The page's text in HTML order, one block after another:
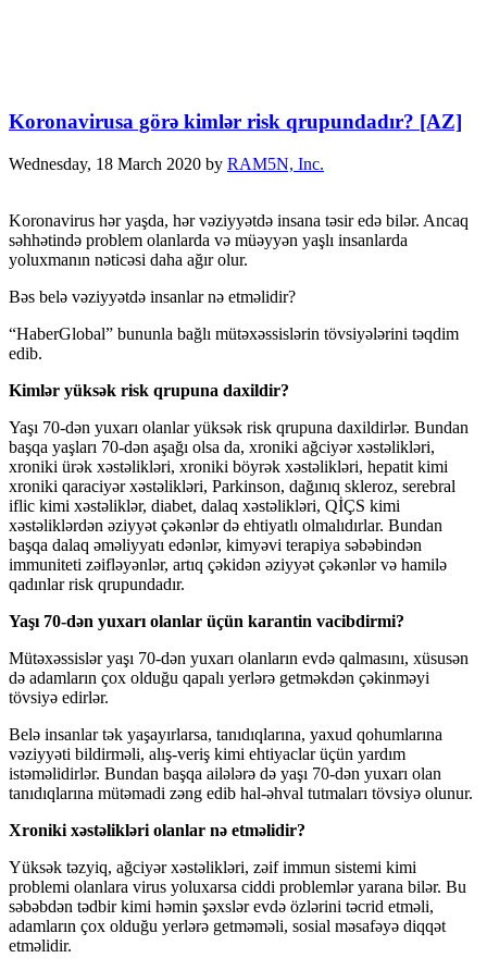
Koronavirusa görə kimlər risk qrupundadır? [AZ]
Wednesday, 18 March 2020 by RAM5N, Inc.
Koronavirus hər yaşda, hər vəziyyətdə insana təsir edə bilər. Ancaq
səhhətində problem olanlarda və müəyyən yaşlı insanlarda
yoluxmanın nəticəsi daha ağır olur.
Bəs belə vəziyyətdə insanlar nə etməlidir?
“HaberGlobal” bununla bağlı mütəxəssislərin tövsiyələrini təqdim
edib.
Kimlər yüksək risk qrupuna daxildir?
Yaşı 70-dən yuxarı olanlar yüksək risk qrupuna daxildirlər. Bundan
başqa yaşları 70-dən aşağı olsa da, xroniki ağciyər xəstəlikləri,
xroniki ürək xəstəlikləri, xroniki böyrək xəstəlikləri, hepatit kimi
xroniki qaraciyər xəstəlikləri, Parkinson, dağınıq skleroz, serebral
iflic kimi xəstəliklər, diabet, dalaq xəstəlikləri, QİÇS kimi
xəstəliklərdən əziyyət çəkənlər də ehtiyatlı olmalıdırlar. Bundan
başqa dalaq əməliyyatı edənlər, kimyəvi terapiya səbəbindən
immuniteti zəifləyənlər, artıq çəkidən əziyyət çəkənlər və hamilə
qadınlar risk qrupundadır.
Yaşı 70-dən yuxarı olanlar üçün karantin vacibdirmi?
Mütəxəssislər yaşı 70-dən yuxarı olanların evdə qalmasını, xüsusən
də adamların çox olduğu qapalı yerlərə getməkdən çəkinməyi
tövsiyə edirlər.
Belə insanlar tək yaşayırlarsa, tanıdıqlarına, yaxud qohumlarına
vəziyyəti bildirməli, alış-veriş kimi ehtiyaclar üçün yardım
istəməlidirlər. Bundan başqa ailələrə də yaşı 70-dən yuxarı olan
tanıdıqlarına mütəmadi zəng edib hal-əhval tutmaları tövsiyə olunur.
Xroniki xəstəlikləri olanlar nə etməlidir?
Yüksək təzyiq, ağciyər xəstəlikləri, zəif immun sistemi kimi
problemi olanlara virus yoluxarsa ciddi problemlər yarana bilər. Bu
səbəbdən tədbir kimi həmin şəxslər evdə özlərini təcrid etməli,
adamların çox olduğu yerlərə getməməli, sosial məsafəyə diqqət
etməlidir.